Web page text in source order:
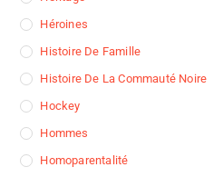
Héroines
Histoire De Famille
Histoire De La Commauté Noire
Hockey
Hommes
Homoparentalité